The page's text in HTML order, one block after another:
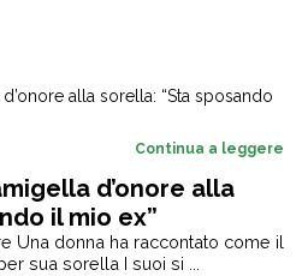
Continua a leggere
d’onore alla
il mio ex”
Una donna ha raccontato come il
sua sorella I suoi si ...